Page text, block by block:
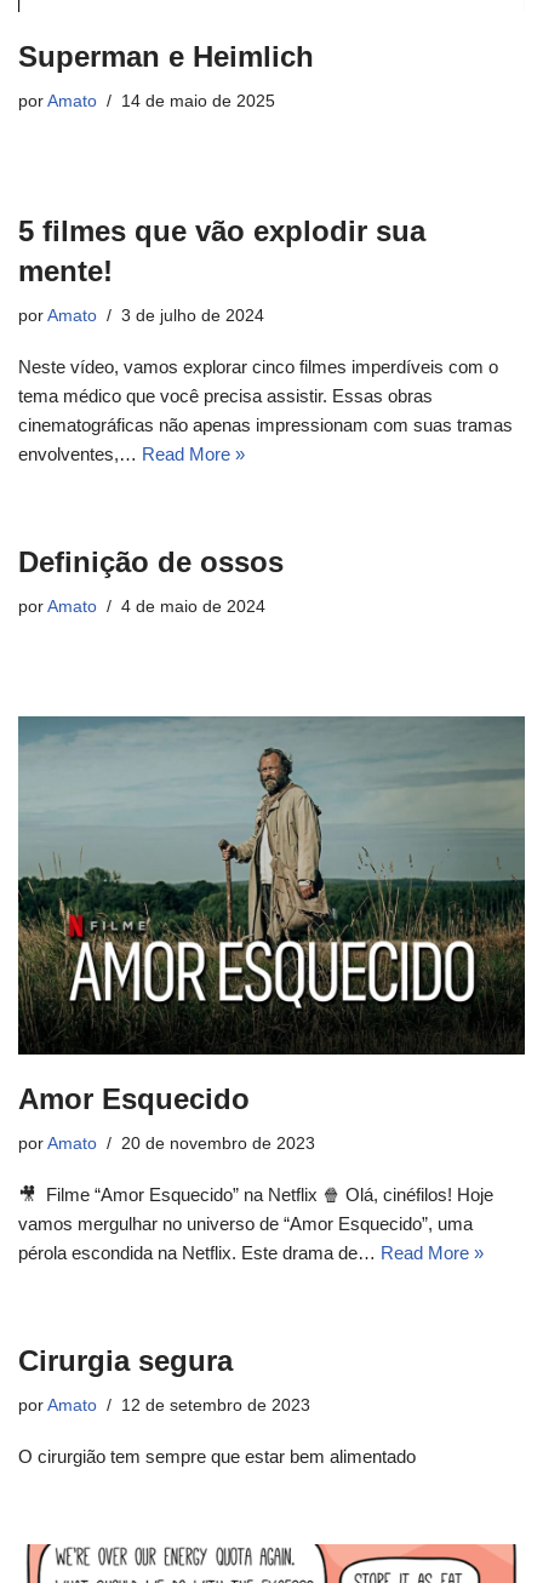
Superman e Heimlich
por Amato 14 de maio de 2025
5 filmes que vão explodir sua
mente!
por Amato 3 de julho de 2024
Neste vídeo, vamos explorar cinco filmes imperdíveis com o
tema médico que você precisa assistir. Essas obras
cinematográficas não apenas impressionam com suas tramas
envolventes,… Read More »
Definição de ossos
por Amato 4 de maio de 2024
Amor Esquecido
por Amato 20 de novembro de 2023
🎥 Filme “Amor Esquecido” na Netflix 🍿 Olá, cinéfilos! Hoje
vamos mergulhar no universo de “Amor Esquecido”, uma
pérola escondida na Netflix. Este drama de… Read More »
Cirurgia segura
por Amato 12 de setembro de 2023
O cirurgião tem sempre que estar bem alimentado